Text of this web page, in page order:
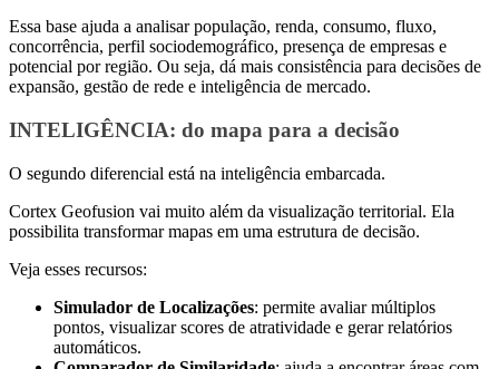
Essa base ajuda a analisar população, renda, consumo, fluxo,
concorrência, perfil sociodemográfico, presença de empresas e
potencial por região. Ou seja, dá mais consistência para decisões de
expansão, gestão de rede e inteligência de mercado.
INTELIGÊNCIA: do mapa para a decisão
O segundo diferencial está na inteligência embarcada.
Cortex Geofusion vai muito além da visualização territorial. Ela
possibilita transformar mapas em uma estrutura de decisão.
Veja esses recursos:
Simulador de Localizações: permite avaliar múltiplos
pontos, visualizar scores de atratividade e gerar relatórios
automáticos.